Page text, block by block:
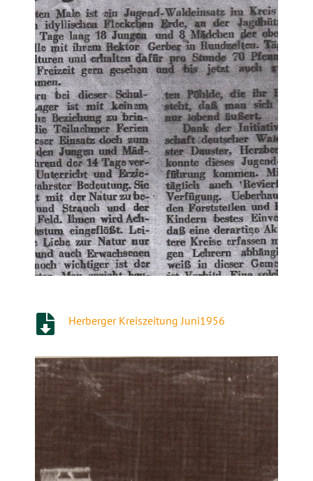
Herberger Kreiszeitung Juni1956